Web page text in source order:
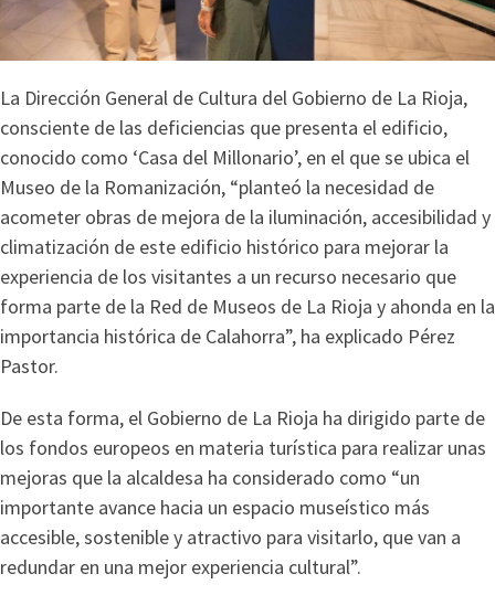
La Dirección General de Cultura del Gobierno de La Rioja,
consciente de las deficiencias que presenta el edificio,
conocido como ‘Casa del Millonario’, en el que se ubica el
Museo de la Romanización, “planteó la necesidad de
acometer obras de mejora de la iluminación, accesibilidad y
climatización de este edificio histórico para mejorar la
experiencia de los visitantes a un recurso necesario que
forma parte de la Red de Museos de La Rioja y ahonda en la
importancia histórica de Calahorra”, ha explicado Pérez
Pastor.
De esta forma, el Gobierno de La Rioja ha dirigido parte de
los fondos europeos en materia turística para realizar unas
mejoras que la alcaldesa ha considerado como “un
importante avance hacia un espacio museístico más
accesible, sostenible y atractivo para visitarlo, que van a
redundar en una mejor experiencia cultural”.